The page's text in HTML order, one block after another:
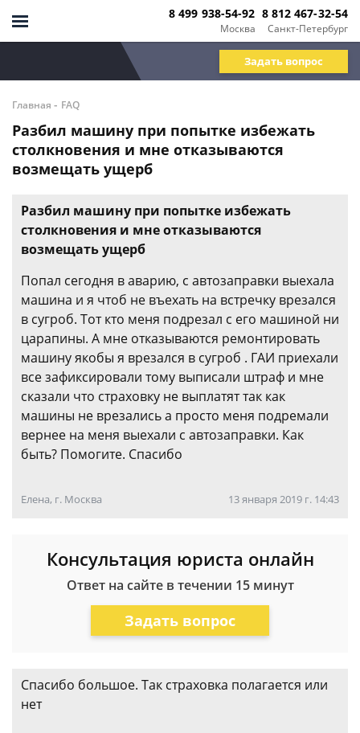
Москва
8 499 938-54-92
Санкт-Петербург
8 812 467-32-54
Задать вопрос
Главная - FAQ
Разбил машину при попытке избежать
столкновения и мне отказываются
возмещать ущерб
Разбил машину при попытке избежать
столкновения и мне отказываются
возмещать ущерб
Попал сегодня в аварию, с автозаправки выехала
машина и я чтоб не въехать на встречку врезался
в сугроб. Тот кто меня подрезал с его машиной ни
царапины. А мне отказываются ремонтировать
машину якобы я врезался в сугроб . ГАИ приехали
все зафиксировали тому выписали штраф и мне
сказали что страховку не выплатят так как
машины не врезались а просто меня подремали
вернее на меня выехали с автозаправки. Как
быть? Помогите. Спасибо
Елена, г. Москва 13 января 2019 г. 14:43
Консультация юриста онлайн
Ответ на сайте в течении 15 минут
Задать вопрос
Спасибо большое. Так страховка полагается или
нет️